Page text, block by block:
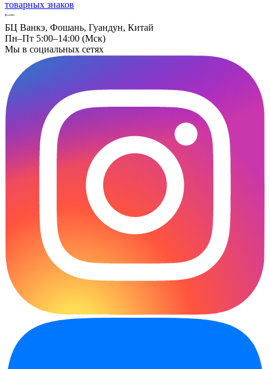
товарных знаков
БЦ Ванкэ, Фошань, Гуандун, Китай
Пн–Пт 5:00–14:00 (Мск)
Мы в социальных сетях